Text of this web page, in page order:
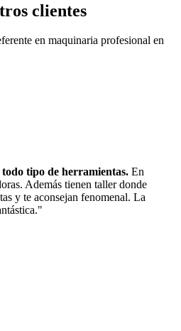
clientes
en maquinaria profesional en
tipo de herramientas. En
Además tienen taller donde
y te aconsejan fenomenal. La